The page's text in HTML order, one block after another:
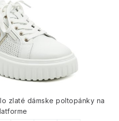
zlaté dámske poltopánky na